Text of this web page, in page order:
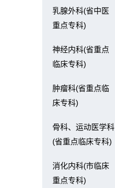
乳腺外科(省中医
重点专科)
神经内科(省重点
临床专科)
肿瘤科(省重点临
床专科)
骨科、运动医学科
(省重点临床专科)
消化内科(市临床
重点专科)